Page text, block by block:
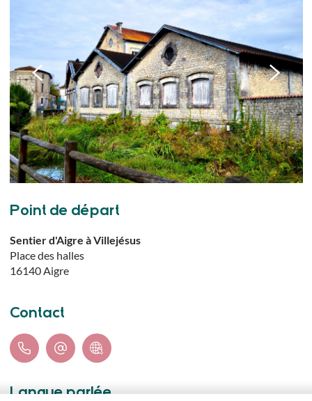
Point de départ
Sentier d'Aigre à Villejésus
Place des halles
16140Aigre
Contact
Langue parlée